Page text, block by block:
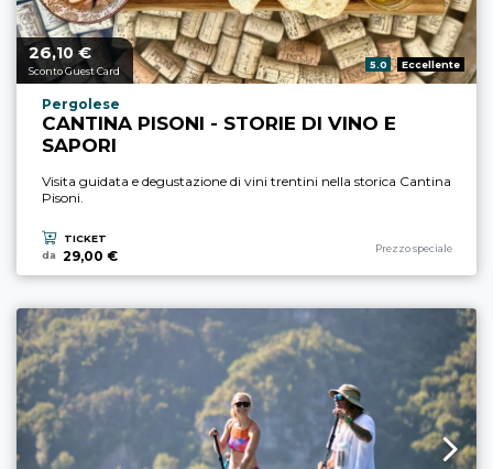
Prezzo a partire da
26,10 €
Sconto Guest Card
Valutazione:
5.0 Eccellente
Località esperienza
Pergolese
CANTINA PISONI - STORIE DI VINO E
SAPORI
Visita guidata e degustazione di vini trentini nella storica Cantina
Pisoni.
TICKET
da
29,00 €
Categoria esperienza
Prezzo speciale